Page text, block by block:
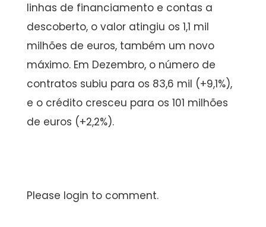
linhas de financiamento e contas a
descoberto, o valor atingiu os 1,1 mil
milhões de euros, também um novo
máximo. Em Dezembro, o número de
contratos subiu para os 83,6 mil (+9,1%),
e o crédito cresceu para os 101 milhões
de euros (+2,2%).
Please login to comment.